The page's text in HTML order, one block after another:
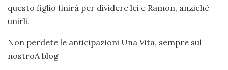
questo figlio finirà per dividere lei e Ramon, anziché
unirli.
Non perdete le anticipazioni Una Vita, sempre sul
nostroA blog